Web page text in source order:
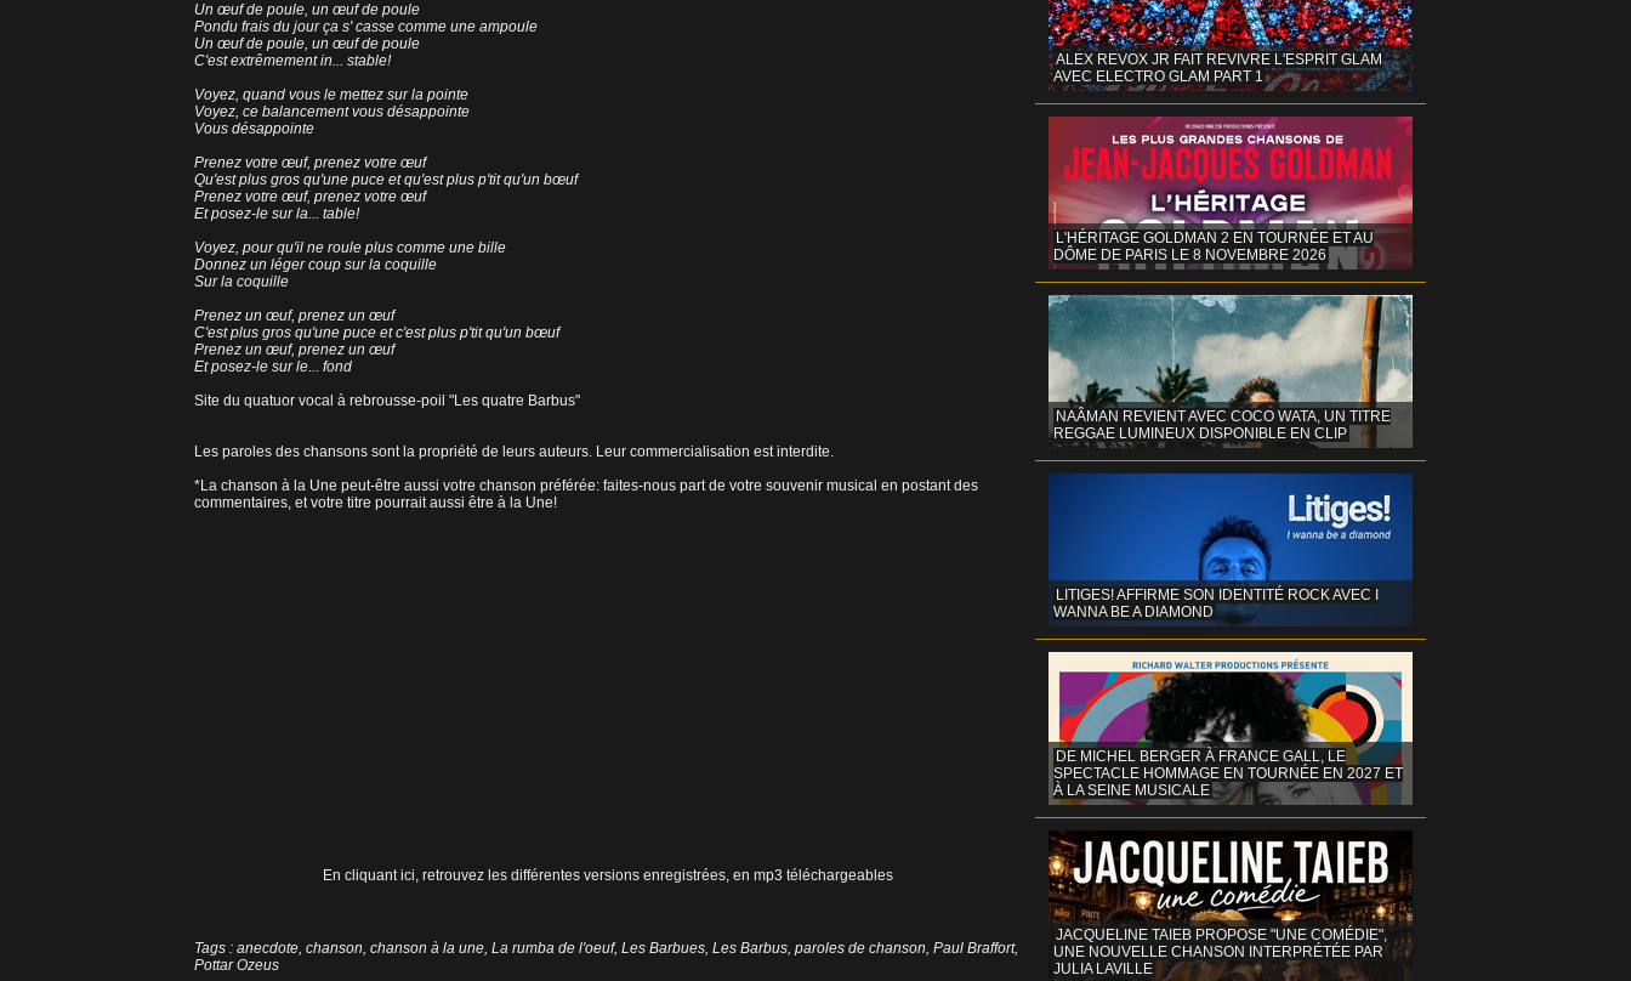
Un œuf de poule, un œuf de poule
Pondu frais du jour ça s' casse comme une ampoule
Un œuf de poule, un œuf de poule
C'est extrêmement in... stable!
Voyez, quand vous le mettez sur la pointe
Voyez, ce balancement vous désappointe
Vous désappointe
Prenez votre œuf, prenez votre œuf
Qu'est plus gros qu'une puce et qu'est plus p'tit qu'un bœuf
Prenez votre œuf, prenez votre œuf
Et posez-le sur la... table!
Voyez, pour qu'il ne roule plus comme une bille
Donnez un léger coup sur la coquille
Sur la coquille
Prenez un œuf, prenez un œuf
C'est plus gros qu'une puce et c'est plus p'tit qu'un bœuf
Prenez un œuf, prenez un œuf
Et posez-le sur le... fond
Site du quatuor vocal à rebrousse-poil "Les quatre Barbus"
Les paroles des chansons sont la propriété de leurs auteurs. Leur commercialisation est interdite.
*La chanson à la Une peut-être aussi votre chanson préférée: faites-nous part de votre souvenir musical en postant des
commentaires, et votre titre pourrait aussi être à la Une!
En cliquant ici, retrouvez les différentes versions enregistrées, en mp3 téléchargeables
Tags : anecdote, chanson, chanson à la une, La rumba de l'oeuf, Les Barbues, Les Barbus, paroles de chanson, Paul Braffort,
Pottar Ozeus
ALEX REVOX JR FAIT REVIVRE L'ESPRIT GLAM
AVEC ELECTRO GLAM PART 1
L'HÉRITAGE GOLDMAN 2 EN TOURNÉE ET AU
DÔME DE PARIS LE 8 NOVEMBRE 2026
NAÂMAN REVIENT AVEC COCO WATA, UN TITRE
REGGAE LUMINEUX DISPONIBLE EN CLIP
LITIGES! AFFIRME SON IDENTITÉ ROCK AVEC I
WANNA BE A DIAMOND
DE MICHEL BERGER À FRANCE GALL, LE
SPECTACLE HOMMAGE EN TOURNÉE EN 2027 ET
À LA SEINE MUSICALE
JACQUELINE TAIEB PROPOSE "UNE COMÉDIE",
UNE NOUVELLE CHANSON INTERPRÉTÉE PAR
JULIA LAVILLE